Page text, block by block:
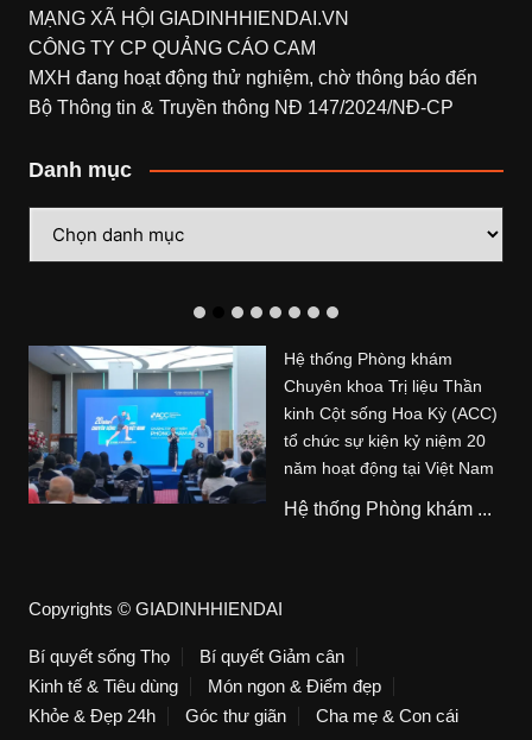
MẠNG XÃ HỘI GIADINHHIENDAI.VN
CÔNG TY CP QUẢNG CÁO CAM
MXH đang hoạt động thử nghiệm, chờ thông báo đến
Bộ Thông tin & Truyền thông NĐ 147/2024/NĐ-CP
Danh mục
mục
Hệ thống Phòng khám
Chuyên khoa Trị liệu Thần
kinh Cột sống Hoa Kỳ (ACC)
tổ chức sự kiện kỷ niệm 20
năm hoạt động tại Việt Nam
Hệ thống Phòng khám ...
Copyrights © GIADINHHIENDAI
Bí quyết sống Thọ
Bí quyết Giảm cân
Kinh tế & Tiêu dùng
Món ngon & Điểm đẹp
Khỏe & Đẹp 24h
Góc thư giãn Cha mẹ & Con cái